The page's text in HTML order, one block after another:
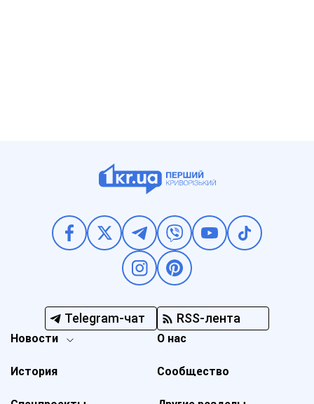
Telegram-чат RSS-лента
Новости
История
О нас
Сообщество